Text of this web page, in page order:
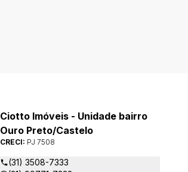
Ciotto Imóveis - Unidade bairro
Ouro Preto/Castelo
CRECI: PJ 7508
(31) 3508-7333